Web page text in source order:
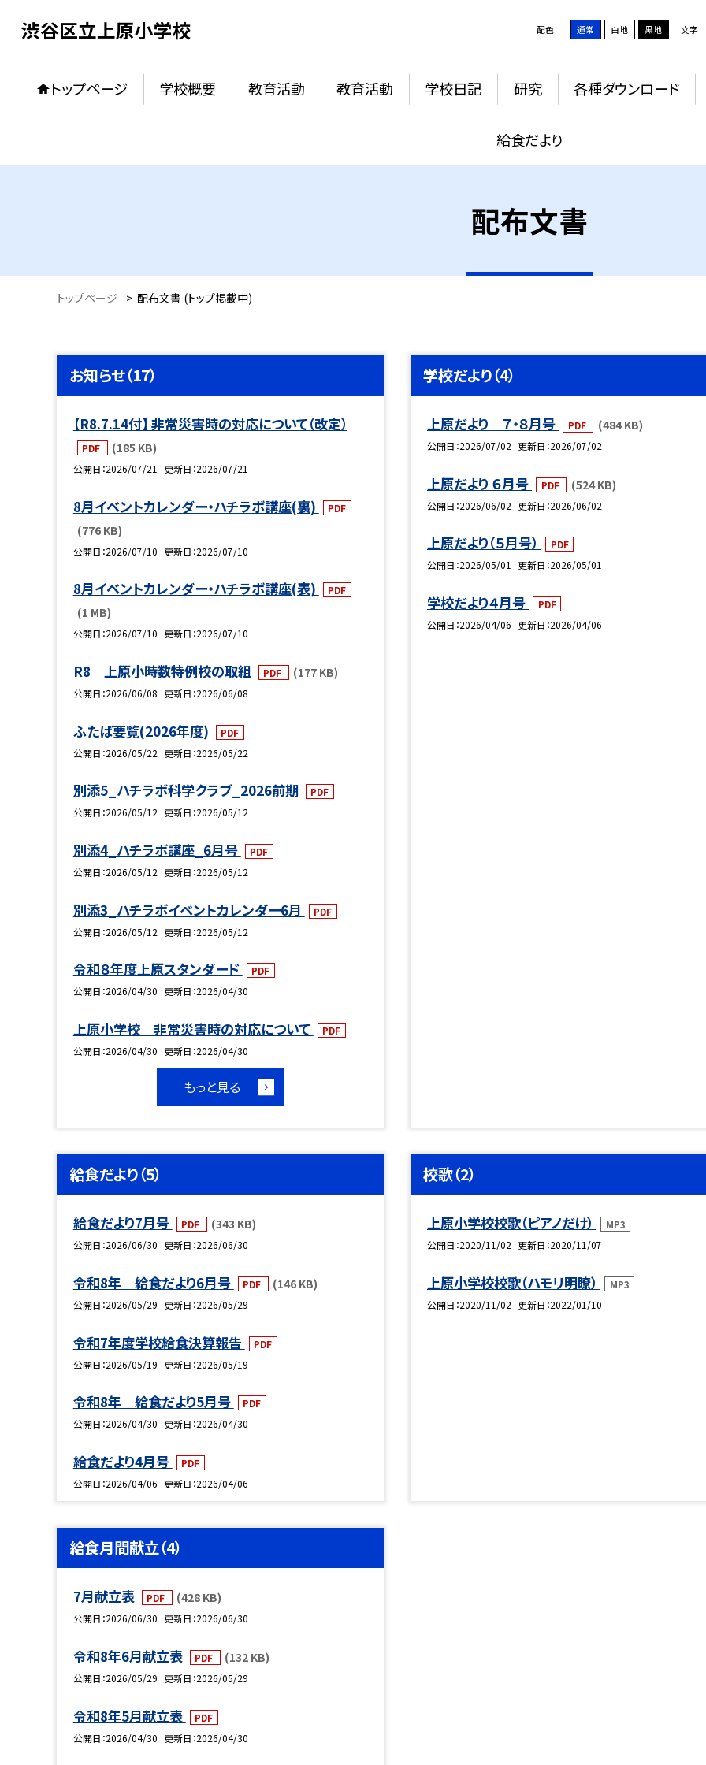
渋谷区立上原小学校 配色 通常 白地 黒地 文字
トップページ 学校概要 教育活動 教育活動 学校日記 研究 各種ダウンロード
給食だより
配布文書
トップページ > 配布文書 (トップ掲載中)
お知らせ（17）
【R8.7.14付】 非常災害時の対応について（改定）
PDF (185 KB)
公開日 2026/07/21 更新日 2026/07/21
8月イベントカレンダー・ハチラボ講座(裏) PDF
(776 KB)
公開日 2026/07/10 更新日 2026/07/10
8月イベントカレンダー・ハチラボ講座(表) PDF
(1 MB)
公開日 2026/07/10 更新日 2026/07/10
R8 上原小時数特例校の取組 PDF (177 KB)
公開日 2026/06/08 更新日 2026/06/08
ふたば要覧(2026年度)
PDF
公開日 2026/05/22 更新日 2026/05/22
別添5_ハチラボ科学クラブ_2026前期
PDF
公開日 2026/05/12 更新日 2026/05/12
別添4_ハチラボ講座_6月号
PDF
公開日 2026/05/12 更新日 2026/05/12
別添3_ハチラボイベントカレンダー6月
PDF
公開日 2026/05/12 更新日 2026/05/12
令和８年度上原スタンダード
PDF
公開日 2026/04/30 更新日 2026/04/30
上原小学校 非常災害時の対応について
PDF
公開日 2026/04/30 更新日 2026/04/30
もっと見る
学校だより（4）
上原だより ７・８月号 PDF (484 KB)
公開日 2026/07/02 更新日 2026/07/02
上原だより ６月号 PDF (524 KB)
公開日 2026/06/02 更新日 2026/06/02
上原だより（５月号）
PDF
公開日 2026/05/01 更新日 2026/05/01
学校だより４月号
PDF
公開日 2026/04/06 更新日 2026/04/06
給食だより（5）
給食だより7月号 PDF (343 KB)
公開日 2026/06/30 更新日 2026/06/30
令和8年 給食だより6月号 PDF (146 KB)
公開日 2026/05/29 更新日 2026/05/29
令和7年度学校給食決算報告
PDF
公開日 2026/05/19 更新日 2026/05/19
令和8年 給食だより5月号
PDF
公開日 2026/04/30 更新日 2026/04/30
給食だより4月号
PDF
公開日 2026/04/06 更新日 2026/04/06
校歌（2）
上原小学校校歌（ピアノだけ）
MP3
公開日 2020/11/02 更新日 2020/11/07
上原小学校校歌（ハモリ明瞭）
MP3
公開日 2020/11/02 更新日 2022/01/10
給食月間献立（4）
7月献立表 PDF (428 KB)
公開日 2026/06/30 更新日 2026/06/30
令和8年6月献立表 PDF (132 KB)
公開日 2026/05/29 更新日 2026/05/29
令和8年5月献立表
PDF
公開日 2026/04/30 更新日 2026/04/30